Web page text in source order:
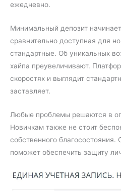
ежедневно.
Минимальный депозит
сравнительно доступная для
стандартные. Об уникальных
хайпа преувеличивают.
скоростях и выглядит
заставляет.
Любые проблемы решаются в
Новичкам также не стоит
собственного
поможет обеспечить защиту